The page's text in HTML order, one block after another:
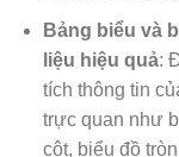
Bảng biểu và
liệu hiệu quả:
tích thông tin
trực quan như
cột, biểu đồ